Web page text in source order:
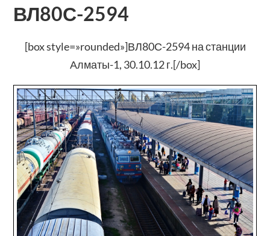
ВЛ80С-2594
[box style=»rounded»]ВЛ80С-2594 на станции
Алматы-1, 30.10.12 г.[/box]